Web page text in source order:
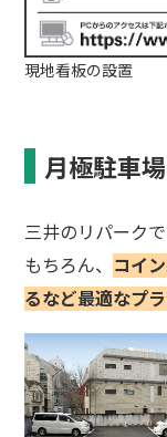
現地看板の設置
月極駐車
三井のリパーク
もちろん、 コイ
るなど最適なプ